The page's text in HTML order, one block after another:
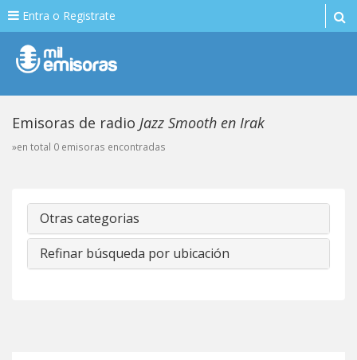
Entra o Registrate
Emisoras de radio Jazz Smooth en Irak
»en total 0 emisoras encontradas
Otras categorias
Refinar búsqueda por ubicación